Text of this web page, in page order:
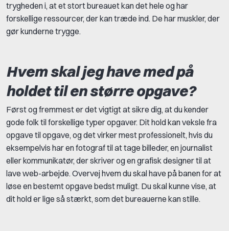
trygheden i, at et stort bureauet kan det hele og har
forskellige ressourcer, der kan træde ind. De har muskler, der
gør kunderne trygge.
Hvem skal jeg have med på
holdet til en større opgave?
Først og fremmest er det vigtigt at sikre dig, at du kender
gode folk til forskellige typer opgaver. Dit hold kan veksle fra
opgave til opgave, og det virker mest professionelt, hvis du
eksempelvis har en fotograf til at tage billeder, en journalist
eller kommunikatør, der skriver og en grafisk designer til at
lave web-arbejde. Overvej hvem du skal have på banen for at
løse en bestemt opgave bedst muligt. Du skal kunne vise, at
dit hold er lige så stærkt, som det bureauerne kan stille.